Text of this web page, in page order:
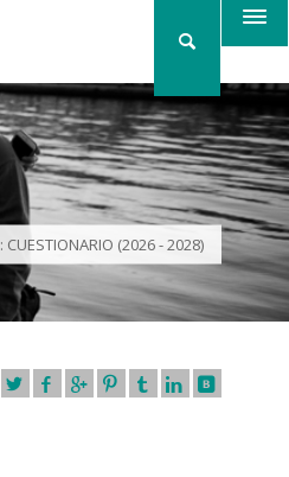
CUESTIONARIO (2026 - 2028)